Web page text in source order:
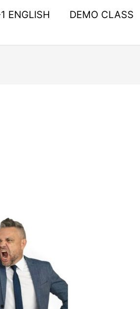
ENGLISH DEMO CLASS